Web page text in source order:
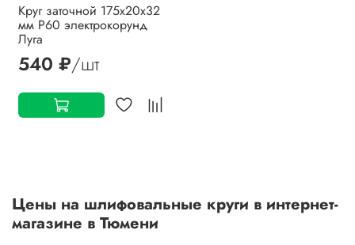
Круг заточной 175х20х32
мм P60 электрокорунд
Луга
540 ₽/шт
Цены на шлифовальные круги в интернет-
магазине в Тюмени